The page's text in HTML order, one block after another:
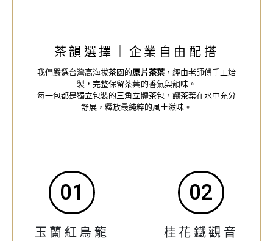
茶韻選擇｜企業自由配搭
我們嚴選台灣高海拔茶園的原片茶葉，經由老師傅手工焙
製，完整保留茶葉的香氣與韻味。
每一包都是獨立包裝的三角立體茶包，讓茶葉在水中充分
舒展，釋放最純粹的風土滋味。
01
玉蘭紅烏龍
02
桂花鐵觀音